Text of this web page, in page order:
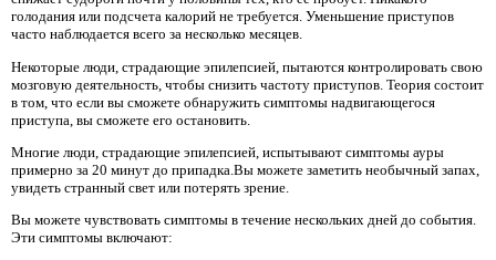
голодания или подсчета калорий не требуется. Уменьшение приступов
часто наблюдается всего за несколько месяцев.
Некоторые люди, страдающие эпилепсией, пытаются контролировать свою
мозговую деятельность, чтобы снизить частоту приступов. Теория состоит
в том, что если вы сможете обнаружить симптомы надвигающегося
приступа, вы сможете его остановить.
Многие люди, страдающие эпилепсией, испытывают симптомы ауры
примерно за 20 минут до припадка.Вы можете заметить необычный запах,
увидеть странный свет или потерять зрение.
Вы можете чувствовать симптомы в течение нескольких дней до события.
Эти симптомы включают: